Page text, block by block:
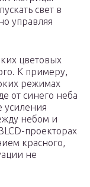
свет в
управляя
цветовых
К примеру,
режимах
от синего неба
усиления
небом и
проекторах
красного,
не